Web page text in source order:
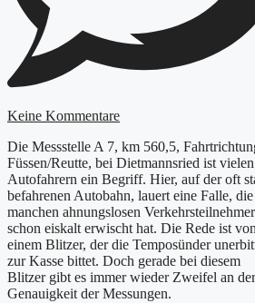
Keine Kommentare
Die Messstelle A 7, km 560,5,
Füssen/Reutte, bei Dietmannsried ist vielen
Autofahrern ein Begriff. Hier, auf der oft
befahrenen Autobahn, lauert eine Falle,
manchen ahnungslosen Verkehrsteilnehmer
schon eiskalt erwischt hat. Die Rede ist von
einem Blitzer, der die Temposünder
zur Kasse bittet. Doch gerade bei diesem
Blitzer gibt es immer wieder Zweifel an der
Genauigkeit der Messungen.